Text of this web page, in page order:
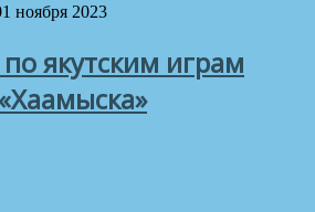
ноября 2023
якутским играм